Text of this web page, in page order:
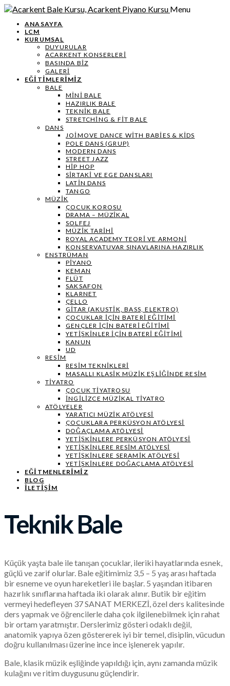
Menu
ANASAYFA
LCM
KURUMSAL
DUYURULAR
ACARKENT KONSERLERİ
BASINDA BİZ
GALERİ
EĞİTİMLERİMİZ
BALE
MİNİ BALE
HAZIRLIK BALE
TEKNIK BALE
STRETCHING & FIT BALE
DANS
JOIMOVE DANCE WITH BABIES & KIDS
POLE DANS (GRUP)
MODERN DANS
STREET JAZZ
HIP HOP
SIRTAKI VE EGE DANSLARI
LATIN DANS
TANGO
MÜZIK
ÇOCUK KOROSU
DRAMA – MÜZIKAL
SOLFEJ
MÜZIK TARIHI
ROYAL ACADEMY TEORI VE ARMONI
KONSERVATUVAR SINAVLARINA HAZIRLIK
ENSTRÜMAN
PIYANO
KEMAN
FLÜT
SAKSAFON
KLARNET
ÇELLO
GITAR (AKUSTIK, BASS, ELEKTRO)
ÇOCUKLAR IÇIN BATERI EĞITIMI
GENÇLER İÇIN BATERI EĞITIMI
YETIŞKINLER IÇIN BATERI EĞITIMI
KANUN
UD
RESIM
RESIM TEKNIKLERI
MASALLI KLASIK MÜZIK EŞLIĞINDE RESIM
TIYATRO
ÇOCUK TIYATROSU
İNGILIZCE MÜZIKAL TIYATRO
ATÖLYELER
YARATICI MÜZIK ATÖLYESI
ÇOCUKLARA PERKÜSYON ATÖLYESI
DOĞAÇLAMA ATÖLYESI
YETIŞKINLERE PERKÜSYON ATÖLYESI
YETIŞKINLERE RESIM ATÖLYESI
YETIŞKINLERE SERAMIK ATÖLYESI
YETIŞKINLERE DOĞAÇLAMA ATÖLYESI
EĞITMENLERIMIZ
BLOG
İLETİŞİM
Teknik Bale
Küçük yaşta bale ile tanışan çocuklar, ileriki hayatlarında esnek,
güçlü ve zarif olurlar. Bale eğitimimiz 3,5 – 5 yaş arası haftada
bir esneme ve oyun hareketleri ile başlar. 5 yaşından itibaren
hazırlık sınıflarına haftada iki olarak alınır. Butik bir eğitim
vermeyi hedefleyen 37 SANAT MERKEZİ, özel ders kalitesinde
ders yapmak ve öğrencilerle daha çok ilgilenebilmek için rahat
bir ortam yaratmıştır. Derslerimiz gösteri odaklı değil,
anatomik yapıya özen göstererek iyi bir temel, disiplin, vücudun
doğru kullanılması üzerine ince ince işlenerek yapılır.
Bale, klasik müzik eşliğinde yapıldığı için, aynı zamanda müzik
kulağını ve ritim duygusunu güçlendirir.